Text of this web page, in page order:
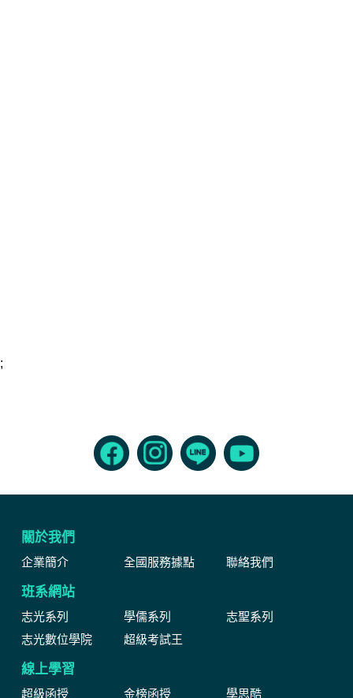
;
關於我們
企業簡介 全國服務據點 聯絡我們
班系網站
志光系列 學儒系列
志聖系列
志光數位學院
超級考試王
線上學習
超級函授 金榜函授 學思酷